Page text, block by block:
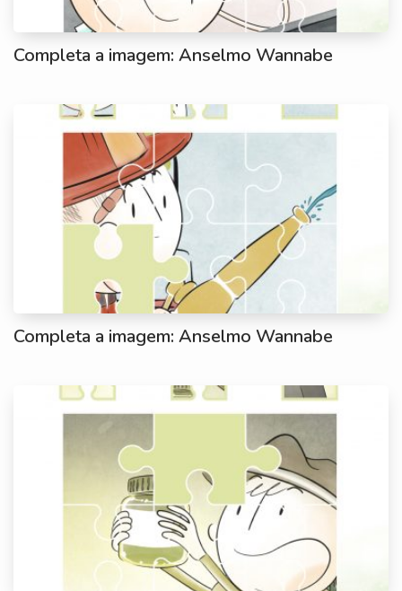
Completa a imagem: Anselmo Wannabe
Completa a imagem: Anselmo Wannabe